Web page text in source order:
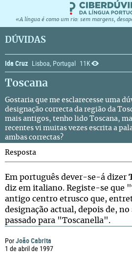
«A língua é como um rio: sem margens,
DÚVIDAS
Ida Cruz Lisboa, Portugal 11K
Toscana
Gostaria que me esclarecesse uma
designação correcta da região da
mais antigos, tenho lido Toscana,
recentes vi muitas vezes escrita a
ambas correctas?
PorJoão Cabrita
1 de abril de 1997
Resposta
Em português dever-se-á dizer
diz em italiano. Registe-se que
antigo centro etrusco que,
designação actual, depois de, no
passado para "Toscanella".